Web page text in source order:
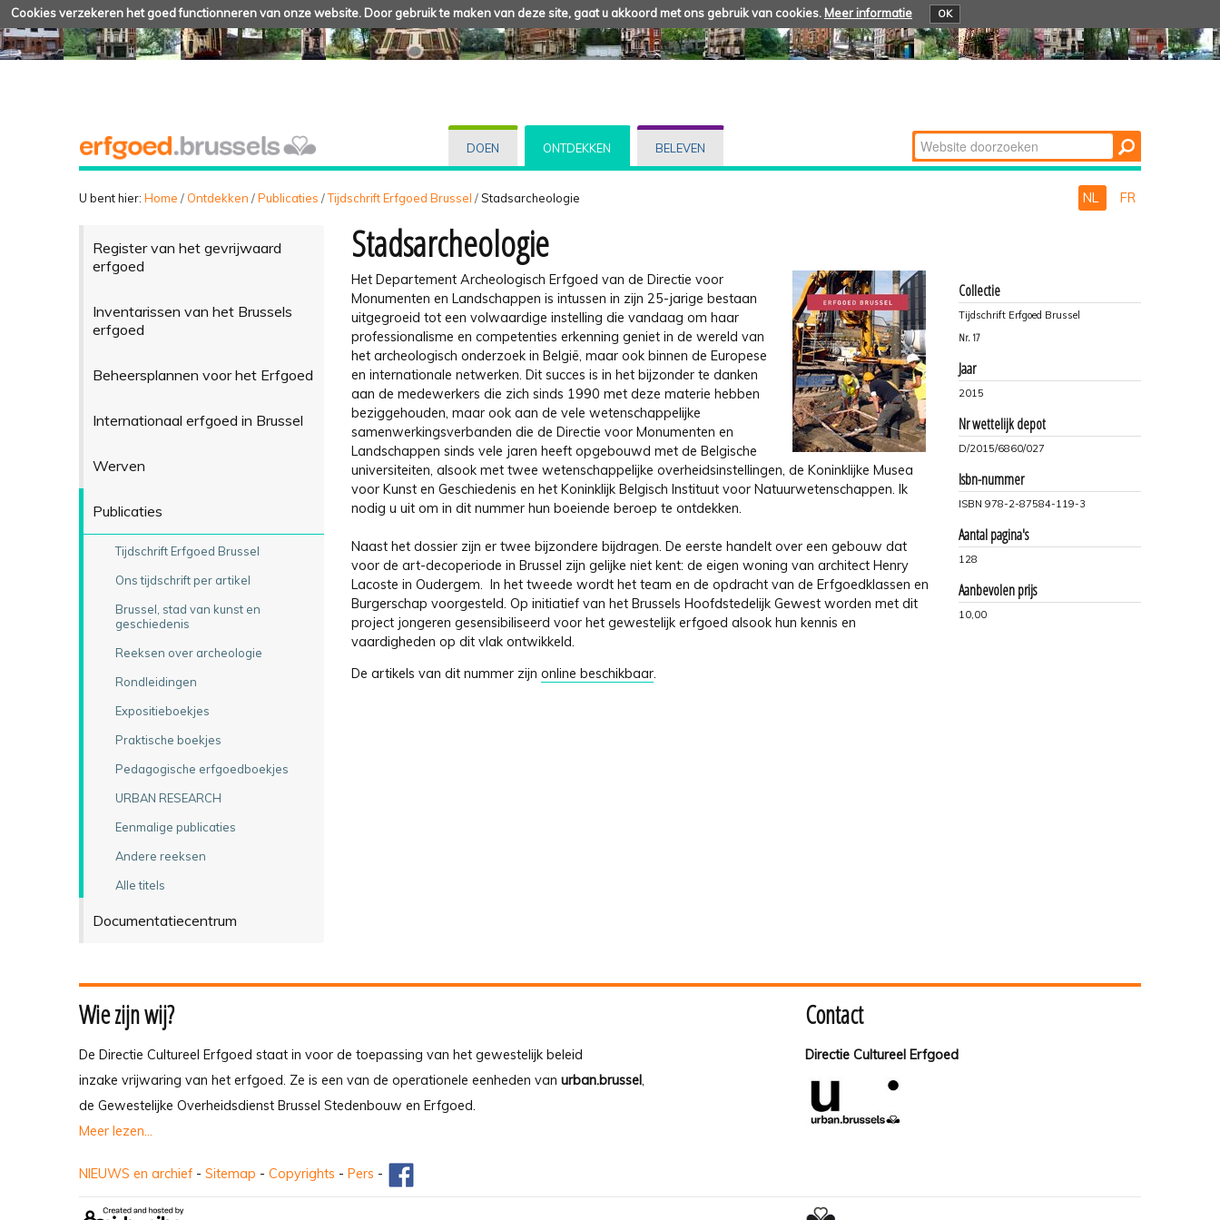
Cookies verzekeren het goed functionneren van onze website. Door gebruik te maken van deze site, gaat u akkoord met ons gebruik van cookies. Meer informatie OK
DOEN ONTDEKKEN BELEVEN Zoek
Geavanceerd
U bent hier: Home / Ontdekken /Publicaties /Tijdschrift Erfgoed Brussel /Stadsarcheologie NL FR
Register van het gevrijwaard
erfgoed
Inventarissen van het Brussels
erfgoed
Beheersplannen voor het Erfgoed
Internationaal erfgoed in Brussel
Werven
Publicaties
Tijdschrift Erfgoed Brussel
Ons tijdschrift per artikel
Brussel, stad van kunst en
geschiedenis
Reeksen over archeologie
Rondleidingen
Expositieboekjes
Praktische boekjes
Pedagogische erfgoedboekjes
URBAN RESEARCH
Eenmalige publicaties
Andere reeksen
Alle titels
Documentatiecentrum
Stadsarcheologie
Het Departement Archeologisch Erfgoed van de Directie voor
Monumenten en Landschappen is intussen in zijn 25-jarige bestaan
uitgegroeid tot een volwaardige instelling die vandaag om haar
professionalisme en competenties erkenning geniet in de wereld van
het archeologisch onderzoek in België, maar ook binnen de Europese
en internationale netwerken. Dit succes is in het bijzonder te danken
aan de medewerkers die zich sinds 1990 met deze materie hebben
beziggehouden, maar ook aan de vele wetenschappelijke
samenwerkingsverbanden die de Directie voor Monumenten en
Landschappen sinds vele jaren heeft opgebouwd met de Belgische
universiteiten, alsook met twee wetenschappelijke overheidsinstellingen, de Koninklijke Musea
voor Kunst en Geschiedenis en het Koninklijk Belgisch Instituut voor Natuurwetenschappen. Ik
nodig u uit om in dit nummer hun boeiende beroep te ontdekken.
Naast het dossier zijn er twee bijzondere bijdragen. De eerste handelt over een gebouw dat
voor de art-decoperiode in Brussel zijn gelijke niet kent: de eigen woning van architect Henry
Lacoste in Oudergem. In het tweede wordt het team en de opdracht van de Erfgoedklassen en
Burgerschap voorgesteld. Op initiatief van het Brussels Hoofdstedelijk Gewest worden met dit
project jongeren gesensibiliseerd voor het gewestelijk erfgoed alsook hun kennis en
vaardigheden op dit vlak ontwikkeld.
De artikels van dit nummer zijn online beschikbaar.
Collectie
Tijdschrift Erfgoed Brussel
Nr. 17
Jaar
2015
Nr wettelijk depot
D/2015/6860/027
Isbn-nummer
ISBN 978-2-87584-119-3
Aantal pagina's
128
Aanbevolen prijs
10,00
Wie zijn wij?
De Directie Cultureel Erfgoed staat in voor de toepassing van het gewestelijk beleid
inzake vrijwaring van het erfgoed. Ze is een van de operationele eenheden van urban.brussel,
de Gewestelijke Overheidsdienst Brussel Stedenbouw en Erfgoed.
Meer lezen...
Contact
Directie Cultureel Erfgoed
NIEUWS en archief - Sitemap - Copyrights - Pers -